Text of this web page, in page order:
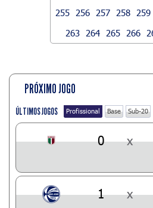
255
256 257 258 259
263
264 265 266
PRÓXIMO JOGO
ÚLTIMOS JOGOS Profissional Base Sub-20
0 x
1 x